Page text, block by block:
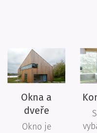
Okna a
dveře
Okno je